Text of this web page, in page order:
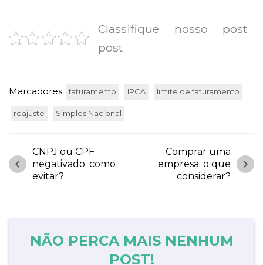
Classifique nosso post
post
Marcadores: faturamento IPCA limite de faturamento
reajuste Simples Nacional
CNPJ ou CPF
negativado: como
evitar?
chevron_left
Comprar uma
empresa: o que
considerar?
chevron_right
NÃO PERCA MAIS NENHUM
POST!